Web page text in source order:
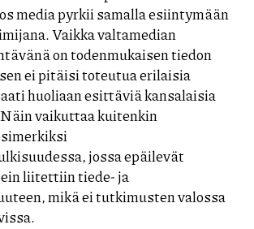
media pyrkii samalla esiintymään
Vaikka valtamedian
on todenmukaisen tiedon
ei pitäisi toteutua erilaisia
huoliaan esittäviä kansalaisia
vaikuttaa kuitenkin
jossa epäilevät
liitettiin tiede- ja
mikä ei tutkimusten valossa